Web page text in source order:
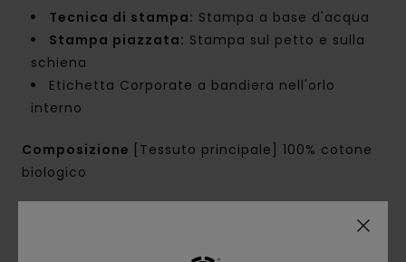
Tecnica di stampa: Stampa a base d'acqua
Stampa piazzata: Stampa sul petto e sulla
schiena
Etichetta Corporate a bandiera nell'orlo
interno
Composizione
[Tessuto principale] 100% cotone
biologico